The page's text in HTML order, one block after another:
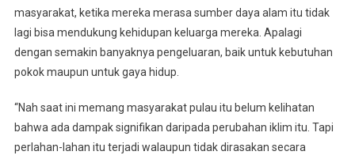
masyarakat, ketika mereka merasa sumber daya alam itu tidak
lagi bisa mendukung kehidupan keluarga mereka. Apalagi
dengan semakin banyaknya pengeluaran, baik untuk kebutuhan
pokok maupun untuk gaya hidup.
“Nah saat ini memang masyarakat pulau itu belum kelihatan
bahwa ada dampak signifikan daripada perubahan iklim itu. Tapi
perlahan-lahan itu terjadi walaupun tidak dirasakan secara